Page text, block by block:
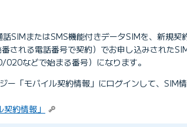
SIMまたはSMS機能付きデータSIMを、新規契
番される電話番号で契約）でお申し込みされた
などで始まる番号）になります。
ー「モバイル契約情報」にログインして、SIM
約情報」